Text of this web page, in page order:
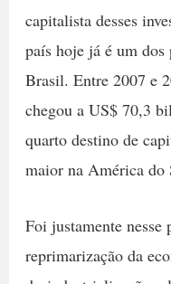
capitalista desses
país hoje já é um
Brasil. Entre 2007 e
chegou a US$ 70,3
quarto destino de
maior na América do
Foi justamente nesse
reprimarização da